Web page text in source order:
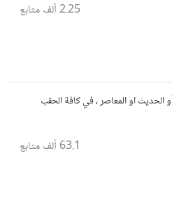
2.25 ألف متابع
الحديث او المعاصر ، في كافة الحقب
63.1 ألف متابع